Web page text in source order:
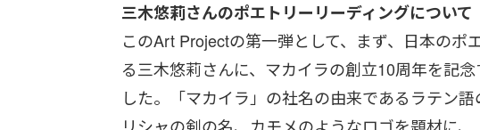
三木悠莉さんのポエトリーリーディングについて
このArt Projectの第一弾として、まず、日本のポ
る三木悠莉さんに、マカイラの創立10周年を記
した。「マカイラ」の社名の由来であるラテン